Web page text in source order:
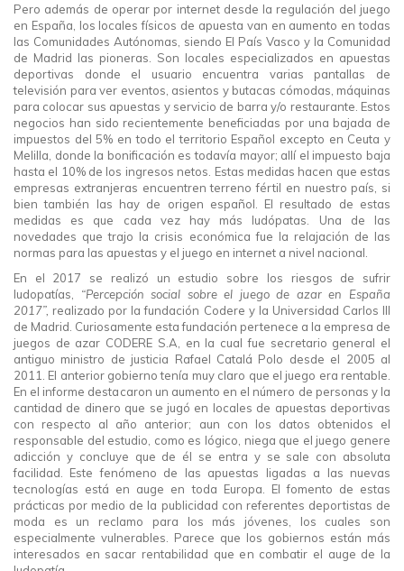
Pero además de operar por internet desde la regulación del juego
en España, los locales físicos de apuesta van en aumento en todas
las Comunidades Autónomas, siendo El País Vasco y la Comunidad
de Madrid las pioneras. Son locales especializados en apuestas
deportivas donde el usuario encuentra varias pantallas de
televisión para ver eventos, asientos y butacas cómodas, máquinas
para colocar sus apuestas y servicio de barra y/o restaurante. Estos
negocios han sido recientemente beneficiadas por una bajada de
impuestos del 5% en todo el territorio Español excepto en Ceuta y
Melilla, donde la bonificación es todavía mayor; allí el impuesto baja
hasta el 10% de los ingresos netos. Estas medidas hacen que estas
empresas extranjeras encuentren terreno fértil en nuestro país, si
bien también las hay de origen español. El resultado de estas
medidas es que cada vez hay más ludópatas. Una de las
novedades que trajo la crisis económica fue la relajación de las
normas para las apuestas y el juego en internet a nivel nacional.
En el 2017 se realizó un estudio sobre los riesgos de sufrir
ludopatías, “Percepción social sobre el juego de azar en España
2017”, realizado por la fundación Codere y la Universidad Carlos III
de Madrid. Curiosamente esta fundación pertenece a la empresa de
juegos de azar CODERE S.A, en la cual fue secretario general el
antiguo ministro de justicia Rafael Catalá Polo desde el 2005 al
2011. El anterior gobierno tenía muy claro que el juego era rentable.
En el informe destacaron un aumento en el número de personas y la
cantidad de dinero que se jugó en locales de apuestas deportivas
con respecto al año anterior; aun con los datos obtenidos el
responsable del estudio, como es lógico, niega que el juego genere
adicción y concluye que de él se entra y se sale con absoluta
facilidad. Este fenómeno de las apuestas ligadas a las nuevas
tecnologías está en auge en toda Europa. El fomento de estas
prácticas por medio de la publicidad con referentes deportistas de
moda es un reclamo para los más jóvenes, los cuales son
especialmente vulnerables. Parece que los gobiernos están más
interesados en sacar rentabilidad que en combatir el auge de la